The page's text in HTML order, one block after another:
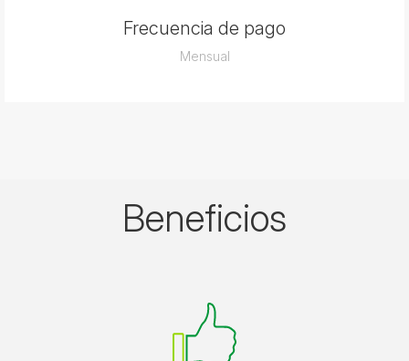
Frecuencia de pago
Mensual
Beneficios